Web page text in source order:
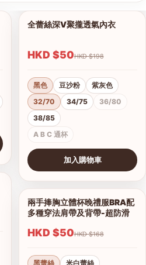
全蕾絲深V聚攏透氣內衣
HKD $50 HKD $198
黑色 豆沙粉
紫灰色
32/70
34/75
36/80
38/85
A B C 通杯
加入購物車
1/12
查看圖片
兩手捧胸立體杯晚禮服BRA配
多種穿法肩帶及背帶-超防滑
HKD $50 HKD $168
黑蕾絲
米白蕾絲